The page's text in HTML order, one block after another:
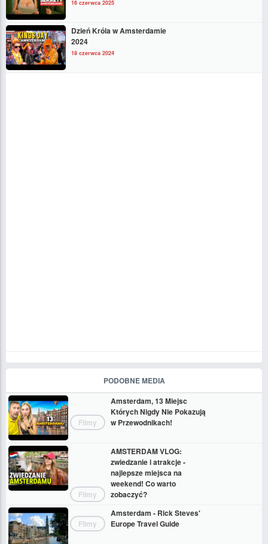
16 czerwca 2025
Dzień Króla w Amsterdamie
2024
18 czerwca 2024
PODOBNE MEDIA
Filmy
Amsterdam, 13 Miejsc
Których Nigdy Nie Pokazują
w Przewodnikach!
Filmy
AMSTERDAM VLOG:
zwiedzanie i atrakcje -
najlepsze miejsca na
weekend! Co warto
zobaczyć?
Filmy
Amsterdam - Rick Steves'
Europe Travel Guide